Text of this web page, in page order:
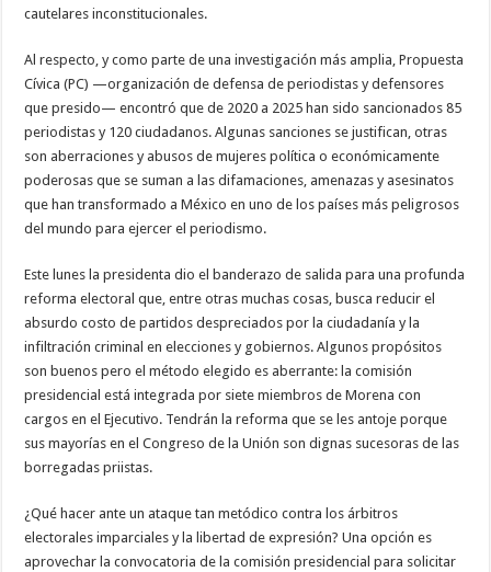
cautelares inconstitucionales.
Al respecto, y como parte de una investigación más amplia, Propuesta
Cívica (PC) —organización de defensa de periodistas y defensores
que presido— encontró que de 2020 a 2025 han sido sancionados 85
periodistas y 120 ciudadanos. Algunas sanciones se justifican, otras
son aberraciones y abusos de mujeres política o económicamente
poderosas que se suman a las difamaciones, amenazas y asesinatos
que han transformado a México en uno de los países más peligrosos
del mundo para ejercer el periodismo.
Este lunes la presidenta dio el banderazo de salida para una profunda
reforma electoral que, entre otras muchas cosas, busca reducir el
absurdo costo de partidos despreciados por la ciudadanía y la
infiltración criminal en elecciones y gobiernos. Algunos propósitos
son buenos pero el método elegido es aberrante: la comisión
presidencial está integrada por siete miembros de Morena con
cargos en el Ejecutivo. Tendrán la reforma que se les antoje porque
sus mayorías en el Congreso de la Unión son dignas sucesoras de las
borregadas priistas.
¿Qué hacer ante un ataque tan metódico contra los árbitros
electorales imparciales y la libertad de expresión? Una opción es
aprovechar la convocatoria de la comisión presidencial para solicitar